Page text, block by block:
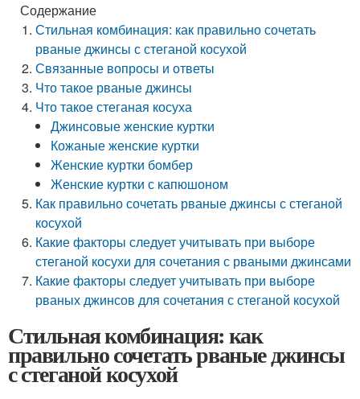
Содержание
Стильная комбинация: как правильно сочетать
рваные джинсы с стеганой косухой
Связанные вопросы и ответы
Что такое рваные джинсы
Что такое стеганая косуха
Джинсовые женские куртки
Кожаные женские куртки
Женские куртки бомбер
Женские куртки с капюшоном
Как правильно сочетать рваные джинсы с стеганой
косухой
Какие факторы следует учитывать при выборе
стеганой косухи для сочетания с рваными джинсами
Какие факторы следует учитывать при выборе
рваных джинсов для сочетания с стеганой косухой
Стильная комбинация: как
правильно сочетать рваные джинсы
с стеганой косухой